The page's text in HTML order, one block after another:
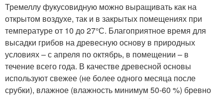
Тремеллу фукусовидную можно выращивать как на
открытом воздухе, так и в закрытых помещениях при
температуре от 10 до 27°С. Благоприятное время для
высадки грибов на древесную основу в природных
условиях – с апреля по октябрь, в помещении – в
течение всего года. В качестве древесной основы
используют свежее (не более одного месяца после
срубки), влажное (влажность минимум 50-60 %) бревно